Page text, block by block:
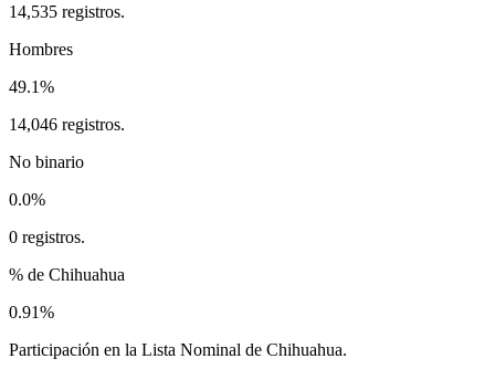
14,535 registros.
Hombres
49.1%
14,046 registros.
No binario
0.0%
0 registros.
% de Chihuahua
0.91%
Participación en la Lista Nominal de Chihuahua.